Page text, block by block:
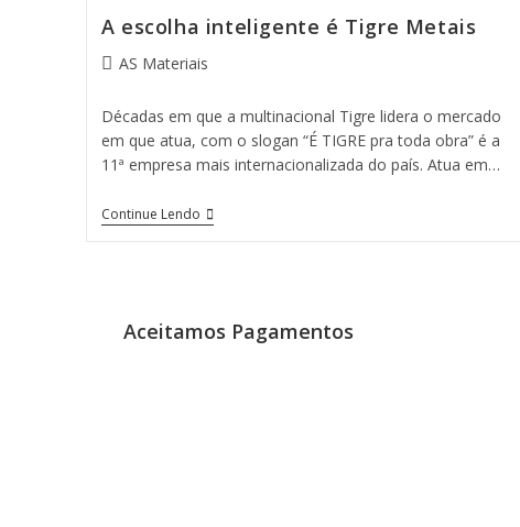
A escolha inteligente é Tigre Metais
AS Materiais
Décadas em que a multinacional Tigre lidera o mercado
em que atua, com o slogan “É TIGRE pra toda obra” é a
11ª empresa mais internacionalizada do país. Atua em…
Continue Lendo
Aceitamos Pagamentos